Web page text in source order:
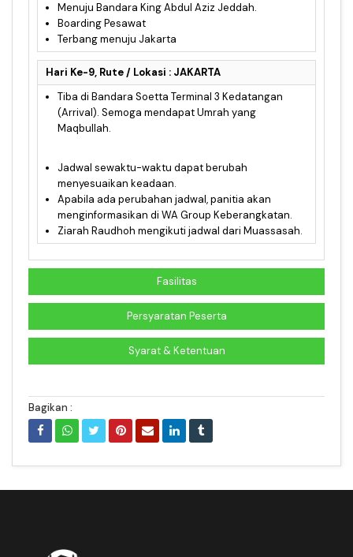
Menuju Bandara King Abdul Aziz Jeddah.
Boarding Pesawat
Terbang menuju Jakarta
Hari Ke-9, Rute / Lokasi : JAKARTA
Tiba di Bandara Soetta Terminal 3 Kedatangan
(Arrival). Semoga mendapat Umrah yang
Maqbullah.
Jadwal sewaktu-waktu dapat berubah
menyesuaikan keadaan.
Apabila ada perubahan jadwal, panitia akan
menginformasikan di WA Group Keberangkatan.
Ziarah Raudhoh mengikuti jadwal dari Muassasah.
Fasilitas
Persyaratan Peserta
Syarat & Ketentuan
Bagikan :